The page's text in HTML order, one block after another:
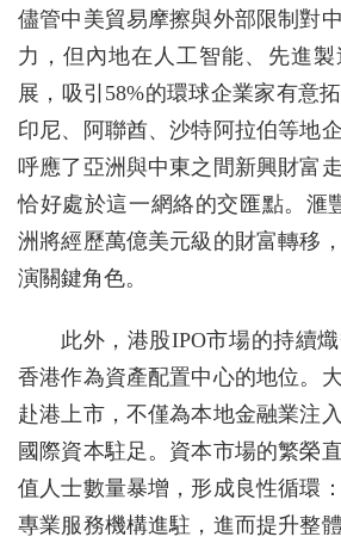
儘管中美貿易摩擦與外部限制對
力，但內地在人工智能、先進
展，吸引58%的環球企業家有意
印尼、阿聯酋、沙特阿拉伯等地
呼應了亞洲與中東之間新興財富
恰好處於這一網絡的交匯點。滙
洲將經歷萬億美元級的財富轉移
演關鍵角色。
此外，港股IPO市場的持續
香港作為資產配置中心的地位。
赴港上市，不僅為本地金融業注
國際資本駐足。資本市場的繁榮
值人士數量暴增，形成良性循環
專業服務機構進駐，進而提升整